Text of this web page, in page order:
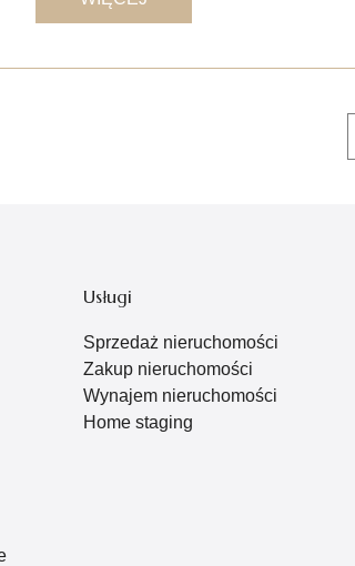
Usługi
Sprzedaż nieruchomości
Zakup nieruchomości
Wynajem nieruchomości
Home staging